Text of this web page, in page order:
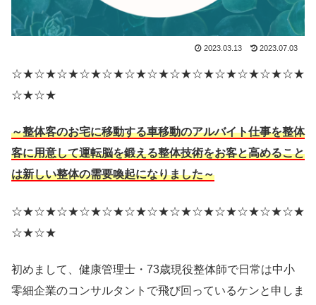
2023.03.13 2023.07.03
☆★☆★☆★☆★☆★☆★☆★☆★☆★☆★☆★☆★☆★
☆★☆★
～整体客のお宅に移動する車移動のアルバイト仕事を整体
客に用意して運転脳を鍛える整体技術をお客と高めること
は新しい整体の需要喚起になりました～
☆★☆★☆★☆★☆★☆★☆★☆★☆★☆★☆★☆★☆★
☆★☆★
初めまして、健康管理士・73歳現役整体師で日常は中小
零細企業のコンサルタントで飛び回っているケンと申しま